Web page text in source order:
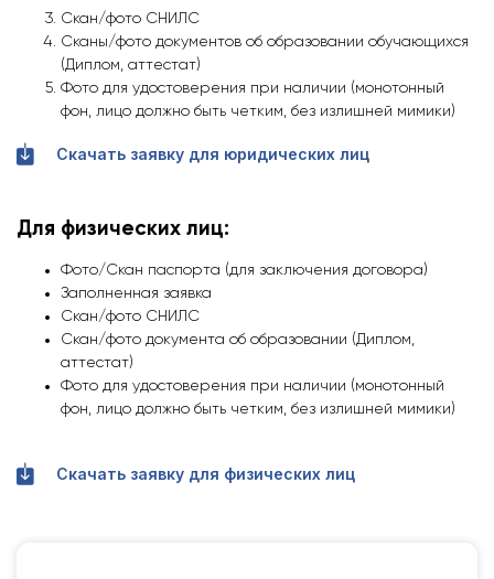
Скан/фото СНИЛС
Сканы/фото документов об образовании обучающихся
(Диплом, аттестат)
Фото для удостоверения при наличии (монотонный
фон, лицо должно быть четким, без излишней мимики)
Скачать заявку для юридических лиц
Для физических лиц:
Фото/Скан паспорта (для заключения договора)
Заполненная заявка
Скан/фото СНИЛС
Скан/фото документа об образовании (Диплом,
аттестат)
Фото для удостоверения при наличии (монотонный
фон, лицо должно быть четким, без излишней мимики)
Скачать заявку для физических лиц